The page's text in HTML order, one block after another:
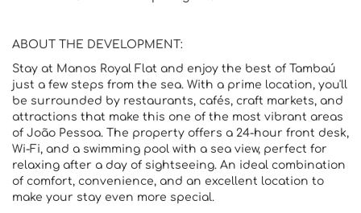
ABOUT THE DEVELOPMENT:
Stay at Manos Royal Flat and enjoy the best of Tambaú
just a few steps from the sea. With a prime location, you'll
be surrounded by restaurants, cafés, craft markets, and
attractions that make this one of the most vibrant areas
of João Pessoa. The property offers a 24-hour front desk,
Wi-Fi, and a swimming pool with a sea view, perfect for
relaxing after a day of sightseeing. An ideal combination
of comfort, convenience, and an excellent location to
make your stay even more special.